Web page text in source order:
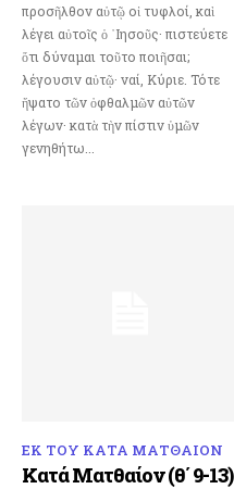
προσῆλθον αὐτῷ οἱ τυφλοί, καὶ
λέγει αὐτοῖς ὁ ᾿Ιησοῦς· πιστεύετε
ὅτι δύναμαι τοῦτο ποιῆσαι;
λέγουσιν αὐτῷ· ναί, Κύριε. Τότε
ἥψατο τῶν ὀφθαλμῶν αὐτῶν
λέγων· κατὰ τὴν πίστιν ὑμῶν
γενηθήτω...
ΕΚ ΤΟΥ ΚΑΤΑ ΜΑΤΘΑΙΟΝ
Κατά Ματθαίον (θ΄ 9-13)